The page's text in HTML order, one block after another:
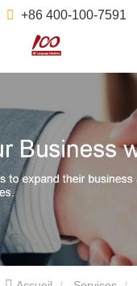
+86 400-100-7591